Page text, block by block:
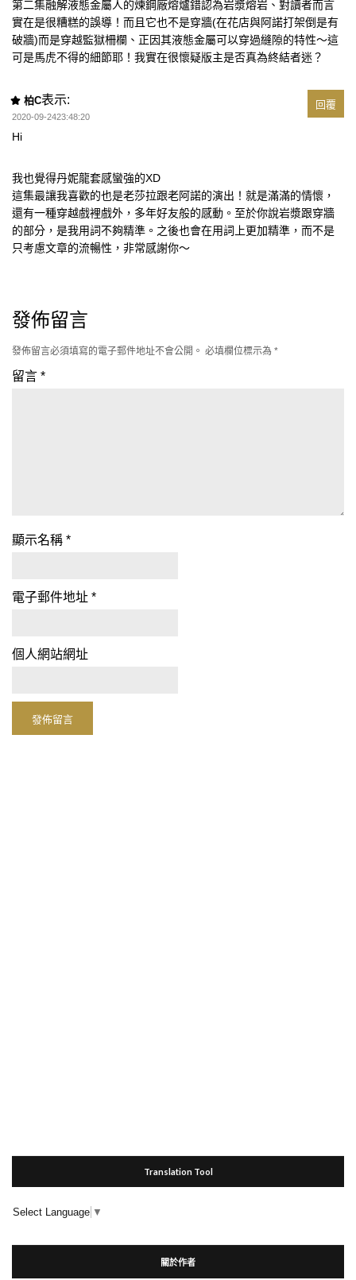
第二集融解液態金屬人的煉鋼廠熔爐錯認為岩漿熔岩、對讀者而言
實在是很糟糕的誤導！而且它也不是穿牆(在花店與阿諾打架倒是有
破牆)而是穿越監獄柵欄、正因其液態金屬可以穿過縫隙的特性～這
可是馬虎不得的細節耶！我實在很懷疑版主是否真為終結者迷？
柏C表示:
2020-09-2423:48:20
Hi
我也覺得丹妮龍套感蠻強的XD
這集最讓我喜歡的也是老莎拉跟老阿諾的演出！就是滿滿的情懷，
還有一種穿越戲裡戲外，多年好友般的感動。至於你說岩漿跟穿牆
的部分，是我用詞不夠精準。之後也會在用詞上更加精準，而不是
只考慮文章的流暢性，非常感謝你～
回覆
發佈留言
發佈留言必須填寫的電子郵件地址不會公開。 必填欄位標示為 *
留言 *
顯示名稱 *
電子郵件地址 *
個人網站網址
Translation Tool
Select Language ▼
關於作者